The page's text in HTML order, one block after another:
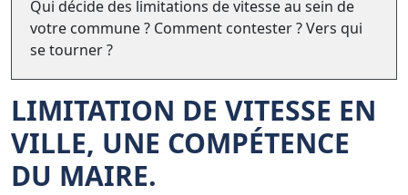
Qui décide des limitations de vitesse au sein de
votre commune ? Comment contester ? Vers qui
se tourner ?
LIMITATION DE VITESSE EN
VILLE, UNE COMPÉTENCE
DU MAIRE.